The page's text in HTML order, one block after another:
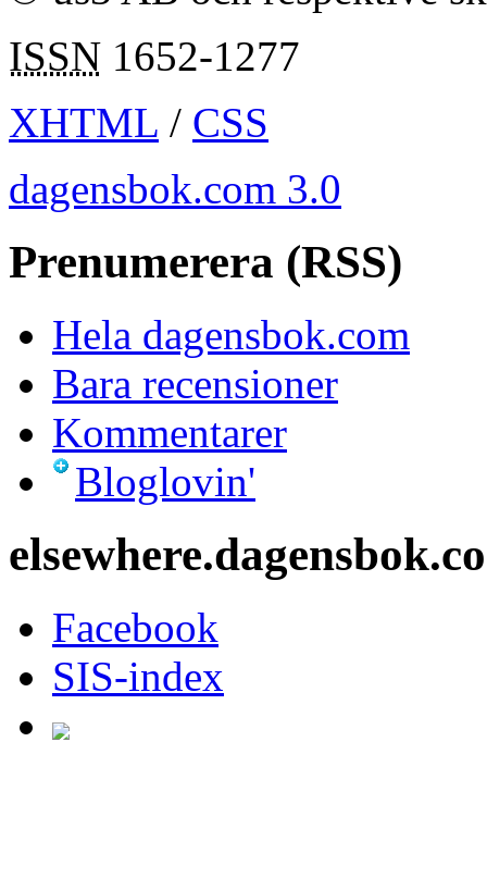
ISSN 1652-1277
XHTML / CSS
dagensbok.com 3.0
Prenumerera (RSS)
Hela dagensbok.com
Bara recensioner
Kommentarer
Bloglovin'
Facebook
SIS-index